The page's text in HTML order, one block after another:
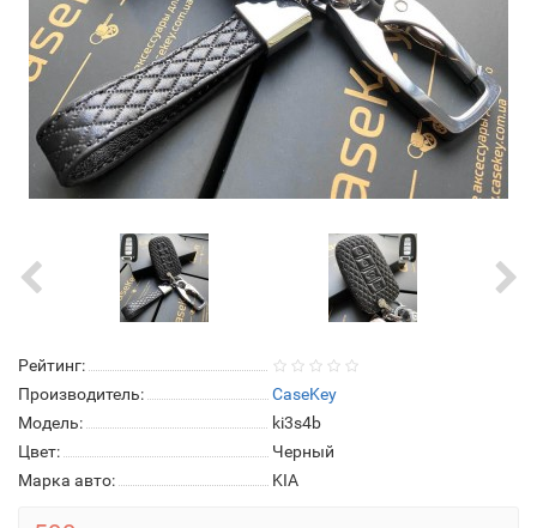
Рейтинг:
Производитель:
CaseKey
Модель:
ki3s4b
Цвет:
Черный
Марка авто:
KIA